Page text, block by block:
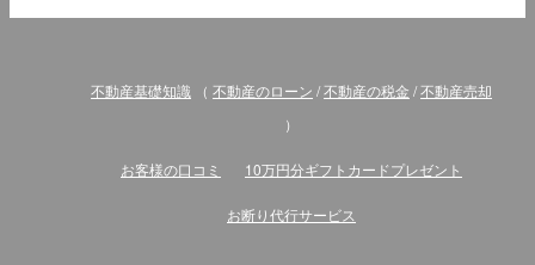
不動産基礎知識 （ 不動産のローン /不動産の税金 /不動産売却
）
お客様の口コミ 10万円分ギフトカードプレゼント
お断り代行サービス